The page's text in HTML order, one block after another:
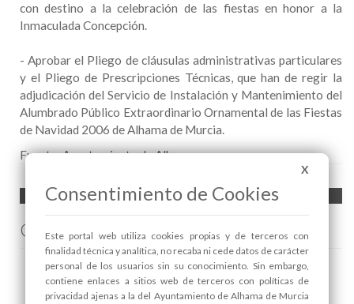
con destino a la celebración de las fiestas en honor a la
Inmaculada Concepción.
- Aprobar el Pliego de cláusulas administrativas particulares
y el Pliego de Prescripciones Técnicas, que han de regir la
adjudicación del Servicio de Instalación y Mantenimiento del
Alumbrado Público Extraordinario Ornamental de las Fiestas
de Navidad 2006 de Alhama de Murcia.
Fuente:Ayuntamiento de Alhama
Comenta esta noticia en Facebook
X
Consentimiento de Cookies
Este portal web utiliza cookies propias y de terceros con
finalidad técnica y analítica, no recaba ni cede datos de carácter
personal de los usuarios sin su conocimiento. Sin embargo,
contiene enlaces a sitios web de terceros con políticas de
privacidad ajenas a la del Ayuntamiento de Alhama de Murcia